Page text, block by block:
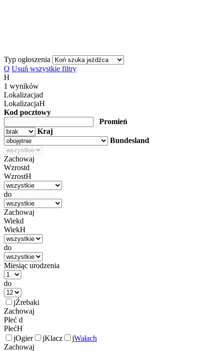
Typ ogłoszenia
Q Usuń wszystkie filtry
H
1 wyników
Lokalizacjad
LokalizacjaH
Kod pocztowy
Promień
Kraj
Bundesland
Zachowaj
Wzrostd
WzrostH
do
Zachowaj
Wiekd
WiekH
do
Miesiąc urodzenia
do
jŹrebaki
Zachowaj
Płeć d
PłećH
jOgier jKlacz jWałach
Zachowaj